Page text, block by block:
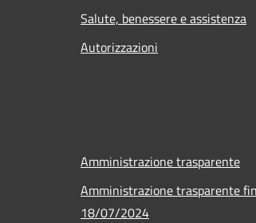
Salute, benessere e assistenza
Autorizzazioni
Amministrazione trasparente
Amministrazione trasparente
18/07/2024